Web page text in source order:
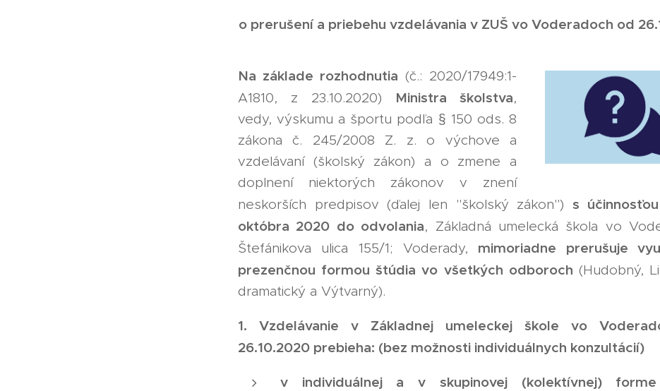
o prerušení a priebehu vzdelávania v ZUŠ vo Voderadoch od
Na základe rozhodnutia (č.: 2020/17949:1-
A1810, z 23.10.2020) Ministra školstva,
vedy, výskumu a športu podľa § 150 ods. 8
zákona č. 245/2008 Z. z. o výchove a
vzdelávaní (školský zákon) a o zmene a
doplnení niektorých zákonov v znení
neskorších predpisov (ďalej len "školský zákon") s
októbra 2020 do odvolania, Základná umelecká škola vo
Štefánikova ulica 155/1; Voderady, mimoriadne prerušuje
prezenčnou formou štúdia vo všetkých odboroch (Hudobný,
dramatický a Výtvarný).
1. Vzdelávanie v Základnej umeleckej škole vo
26.10.2020 prebieha: (bez možnosti individuálnych konzultácií)
v individuálnej a v skupinovej (kolektívnej)